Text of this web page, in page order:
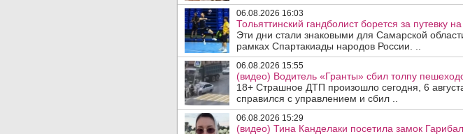
06.08.2026 16:03
Тольяттинский гандболист борется за путевку
Эти дни стали знаковыми для Самарской
рамках Спартакиады народов России. ..
06.08.2026 15:55
(видео) Водитель «Гранты» сбил толпу
18+ Страшное ДТП произошло сегодня, 6
справился с управлением и сбил ..
06.08.2026 15:29
(видео) Тина Канделаки посетила замок